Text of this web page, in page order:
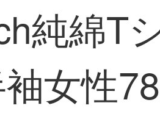
純綿T
女性